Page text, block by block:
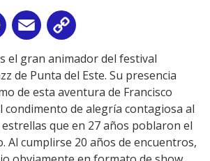
WhatsApp
Email
Link
el gran animador del festival
de Punta del Este. Su presencia
de esta aventura de Francisco
condimento de alegría contagiosa al
que en 27 años poblaron el
Al cumplirse 20 años de encuentros,